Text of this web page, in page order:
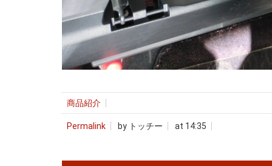
商品紹介
Permalink by トッチー at 14:35